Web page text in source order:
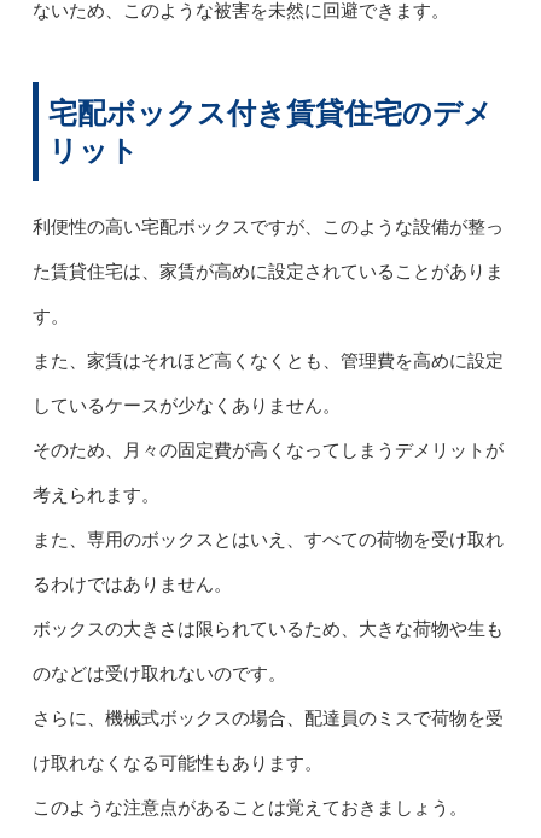
ないため、このような被害を未然に回避できます。
宅配ボックス付き賃貸住宅のデメ
リット
利便性の高い宅配ボックスですが、このような設備が整っ
た賃貸住宅は、家賃が高めに設定されていることがありま
す。
また、家賃はそれほど高くなくとも、管理費を高めに設定
しているケースが少なくありません。
そのため、月々の固定費が高くなってしまうデメリットが
考えられます。
また、専用のボックスとはいえ、すべての荷物を受け取れ
るわけではありません。
ボックスの大きさは限られているため、大きな荷物や生も
のなどは受け取れないのです。
さらに、機械式ボックスの場合、配達員のミスで荷物を受
け取れなくなる可能性もあります。
このような注意点があることは覚えておきましょう。